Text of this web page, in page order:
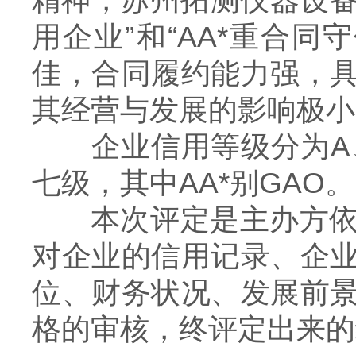
用企业”和“AA*重合同
佳，合同履约能力强，
其经营与发展的影响极
企业信用等级分为A
七级，其中AA*别GAO。
本次评定是主办方依
对企业的信用记录、企
位、财务状况、发展前
格的审核，终评定出来